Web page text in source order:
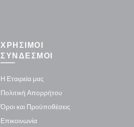
ΧΡΗΣΙΜΟΙ
ΣΥΝΔΕΣΜΟΙ
Η Εταιρεία μας
Πολιτική Απορρήτου
Όροι και Προϋποθέσεις
Επικοινωνία